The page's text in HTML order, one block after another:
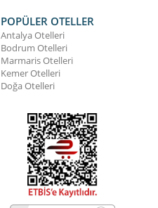
POPÜLER OTELLER
Antalya Otelleri
Bodrum Otelleri
Marmaris Otelleri
Kemer Otelleri
Doğa Otelleri